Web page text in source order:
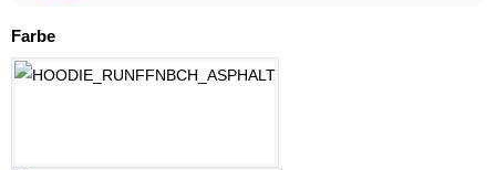
Farbeauswählen